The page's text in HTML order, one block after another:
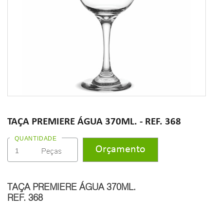
TAÇA PREMIERE ÁGUA 370ML. - REF. 368
QUANTIDADE
TAÇA PREMIERE ÁGUA 370ML.
REF. 368